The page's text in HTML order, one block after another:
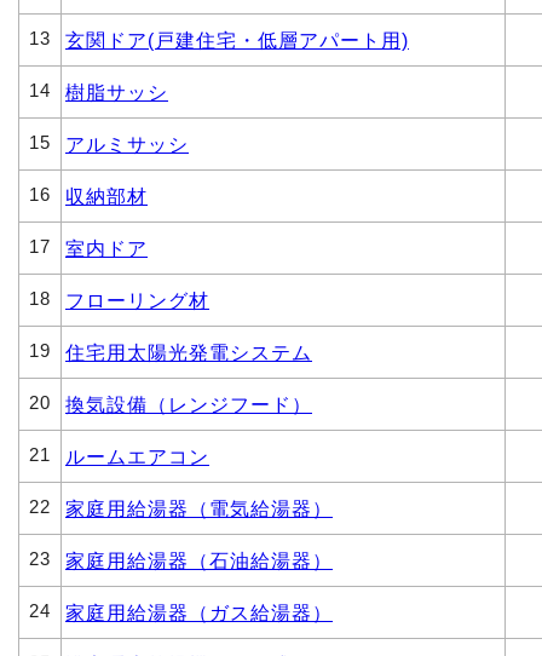
13 玄関ドア(戸建住宅・低層アパート用)
14 樹脂サッシ
15 アルミサッシ
16 収納部材
17 室内ドア
18 フローリング材
19 住宅用太陽光発電システム
20 換気設備（レンジフード）
21 ルームエアコン
22 家庭用給湯器（電気給湯器）
23 家庭用給湯器（石油給湯器）
24 家庭用給湯器（ガス給湯器）